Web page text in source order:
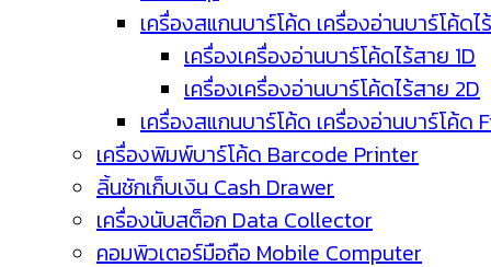
เครื่องสแกนบาร์โค้ด เครื่องอ่านบาร์โค้ดไ
เครื่องเครื่องอ่านบาร์โค้ดไร้สาย 1D
เครื่องเครื่องอ่านบาร์โค้ดไร้สาย 2D
เครื่องสแกนบาร์โค้ด เครื่องอ่านบาร์โค้ด
เครื่องพิมพ์บาร์โค้ด Barcode Printer
ลิ้นชักเก็บเงิน Cash Drawer
เครื่องนับสต็อก Data Collector
คอมพิวเตอร์มือถือ Mobile Computer